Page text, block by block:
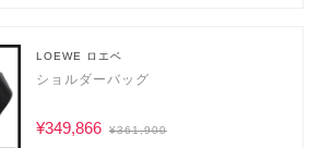
LOEWE ロエベ
ショルダーバッグ
¥349,866 ¥361,900